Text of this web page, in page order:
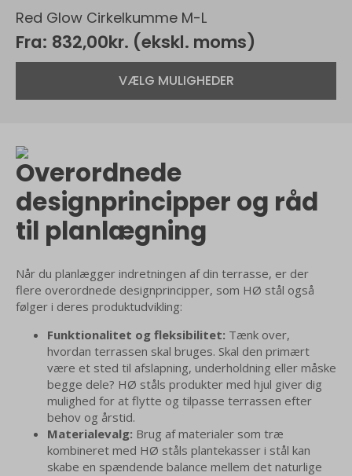
kan
vælges
Red Glow Cirkelkumme M-L
Fra: 832,00kr. (ekskl. moms)
VÆLG MULIGHEDER
har
Mulighederne
kan
vælges
på
varesiden
Overordnede
designprincipper og råd
til planlægning
Når du planlægger indretningen af din terrasse, er der
flere overordnede designprincipper, som HØ stål også
følger i deres produktudvikling:
Funktionalitet og fleksibilitet: Tænk over,
hvordan terrassen skal bruges. Skal den primært
være et sted til afslapning, underholdning eller måske
begge dele? HØ ståls produkter med hjul giver dig
mulighed for at flytte og tilpasse terrassen efter
behov og årstid.
Materialevalg: Brug af materialer som træ
kombineret med HØ ståls plantekasser i stål kan
skabe en spændende balance mellem det naturlige